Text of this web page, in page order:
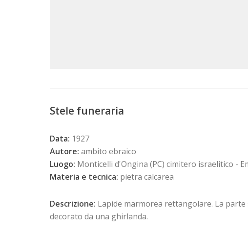
Stele funeraria
Data: 1927
Autore: ambito ebraico
Luogo: Monticelli d'Ongina (PC) cimitero israelitico -
Materia e tecnica: pietra calcarea
Descrizione: Lapide marmorea rettangolare. La
decorato da una ghirlanda.